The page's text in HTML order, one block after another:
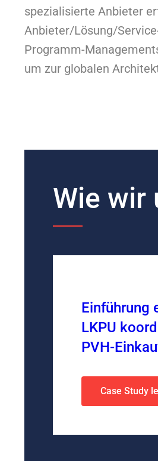
spezialisierte Anbieter
Anbieter/Lösung/
Programm-
um zur globalen
Wie wir
Einführung
LKPU
PVH-
Case Study